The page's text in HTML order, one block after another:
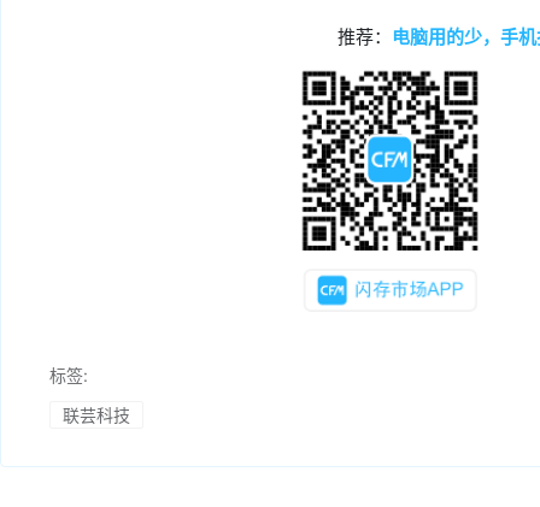
推荐： 电脑用的少，手
标签:
联芸科技